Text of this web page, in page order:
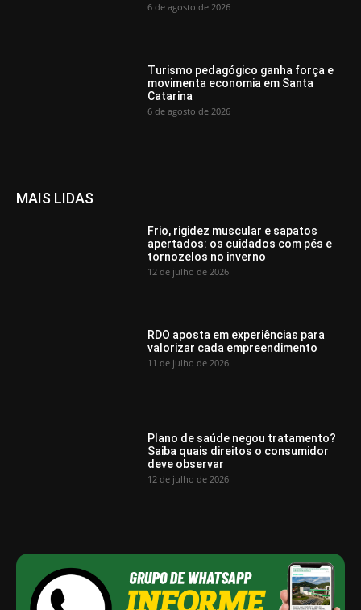
6 de agosto de 2026
Turismo pedagógico ganha força e
movimenta economia em Santa
Catarina
6 de agosto de 2026
MAIS LIDAS
Frio, rigidez muscular e sapatos
apertados: os cuidados com pés e
tornozelos no inverno
12 de julho de 2026
RDO aposta em experiências para
valorizar cada empreendimento
11 de julho de 2026
Plano de saúde negou tratamento?
Saiba quais direitos o consumidor
deve observar
12 de julho de 2026